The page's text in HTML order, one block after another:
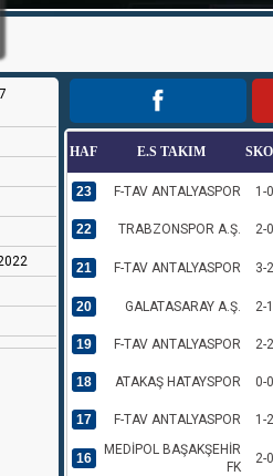
HAF E.S TAKIM
23 F-TAV ANTALYASPOR 1-0
22 TRABZONSPOR A.Ş. 2-0
21 F-TAV ANTALYASPOR 3-2
20 GALATASARAY A.Ş. 2-1
19 F-TAV ANTALYASPOR 2-2
18 ATAKAŞ HATAYSPOR 0-0
17 F-TAV ANTALYASPOR 1-2
16
MEDİPOL BAŞAKŞEHİR
FK
2-0